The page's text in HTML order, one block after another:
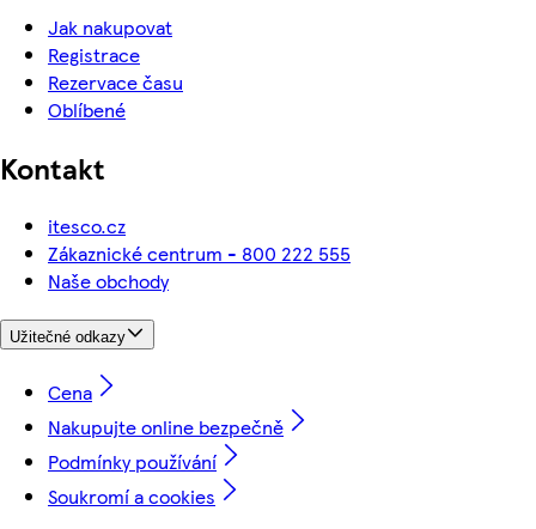
Jak nakupovat
Registrace
Rezervace času
Oblíbené
Kontakt
itesco.cz
Zákaznické centrum - 800 222 555
Naše obchody
Užitečné odkazy
Cena
Nakupujte online bezpečně
Podmínky používání
Soukromí a cookies